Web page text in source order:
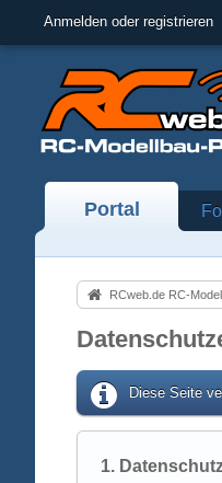
Anmelden oder registrieren
Portal
RCweb.de RC-
Diese Seite
1.